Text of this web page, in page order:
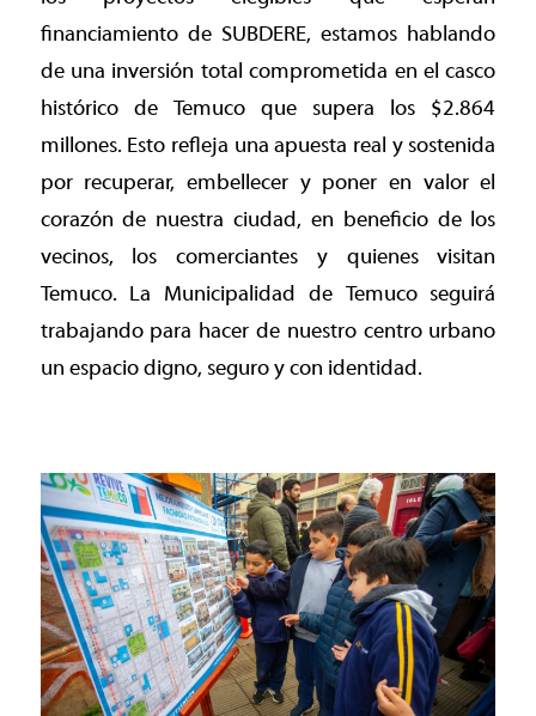
financiamiento de SUBDERE, estamos hablando
de una inversión total comprometida en el casco
histórico de Temuco que supera los $2.864
millones. Esto refleja una apuesta real y sostenida
por recuperar, embellecer y poner en valor el
corazón de nuestra ciudad, en beneficio de los
vecinos, los comerciantes y quienes visitan
Temuco. La Municipalidad de Temuco seguirá
trabajando para hacer de nuestro centro urbano
un espacio digno, seguro y con identidad.